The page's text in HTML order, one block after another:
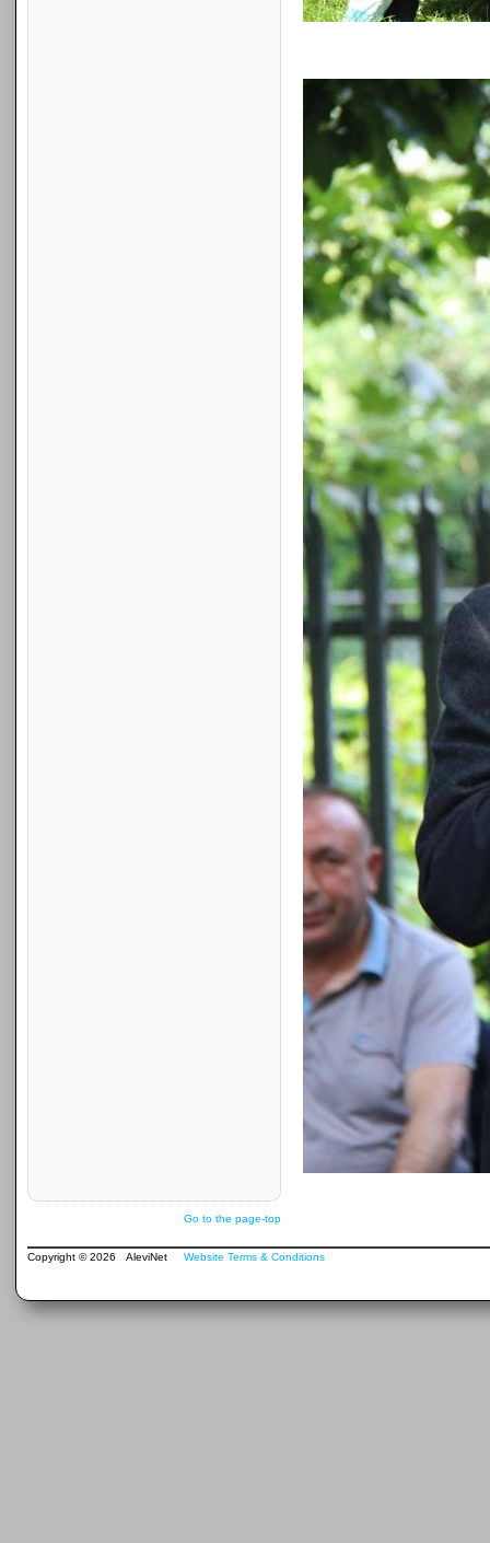
Go to the page-top
Copyright © 2026 AleviNet Website Terms & Conditions